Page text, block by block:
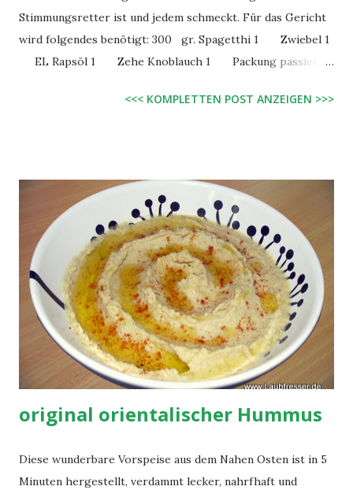
Stimmungsretter ist und jedem schmeckt. Für das Gericht
wird folgendes benötigt: 300 gr. Spagetthi 1 Zwiebel 1
EL Rapsöl 1 Zehe Knoblauch 1 Packung passierte
Kidneybohnen 1 Dose Linsen 2 EL Hefeflocken
meisten Zeit benötigt. Also wenn das Wasser kocht gleich
rein mit den Nudeln deiner Wahl! Jetzt schneidet man die
Zwiebel in kleine Würfel und brät diese im Öl an (in einer
Pfanne - auf Stufe 7). Sobald die Zwiebel gut aussieht
kommen die passierten Tomaten hinzu. Damit diese nicht
so wild um sich spritz und die Bohne...
<<< KOMPLETTEN POST ANZEIGEN >>>
original orientalischer Hummus
Diese wunderbare Vorspeise aus dem Nahen Osten ist in 5
Minuten hergestellt, verdammt lecker, nahrfhaft und